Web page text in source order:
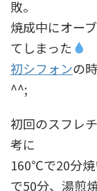
敗。
焼成中にオー
てしまった
初シフォンの
^^;
初回のスフレ
考に
160℃で20分
で50分、湯煎焼